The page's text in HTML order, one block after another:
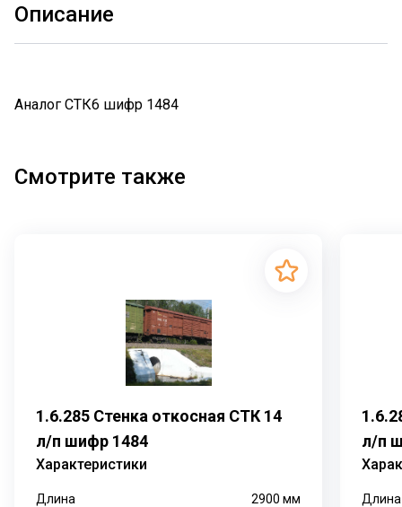
Описание
Аналог СТК6 шифр 1484
Смотрите также
1.6.285 Стенка откосная СТК 14
л/п шифр 1484
Характеристики
Длина 2900мм
л/п
Длина